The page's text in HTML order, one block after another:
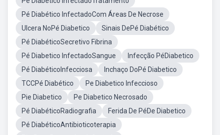
Pé Diabético InfectadoCom Áreas De Necrose
Ulcera NoPé Diabetico
Sinais DePé Diabético
Pé DiabéticoSecretivo Fibrina
Pé Diabetico InfectadoSangue
Infecção PéDiabetico
Pé DiabéticoInfecciosa
Inchaço DoPé Diabetico
TCCPé Diabético
Pe Diabetico Infeccioso
Pie Diabetico
Pe Diabetico Necrosado
Pé DiabéticoRadiografia
Ferida De PéDe Diabetico
Pé DiabéticoAntibioticoterapia